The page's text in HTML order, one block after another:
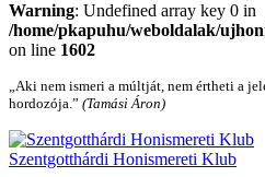
Warning: Undefined array key 0 in
/home/pkapuhu/weboldalak/
on line 1602
„Aki nem ismeri a múltját, nem értheti a
hordozója.” (Tamási Áron)
Szentgotthárdi Honismereti Klub